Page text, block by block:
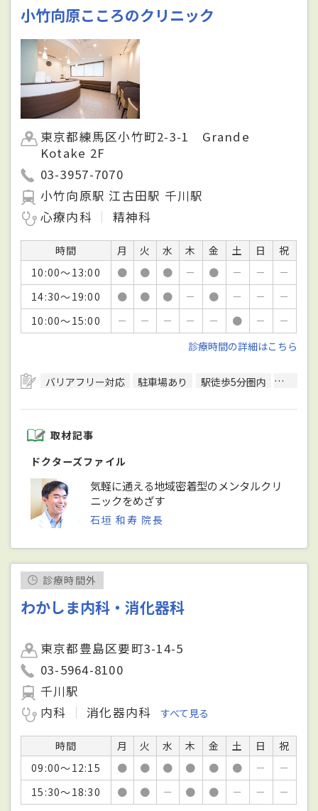
小竹向原こころのクリニック
東京都練馬区小竹町2-3-1 Grande
Kotake 2F
03-3957-7070
小竹向原駅 江古田駅 千川駅
心療内科
精神科
時間 月 火 水 木 金 土 日
祝
10:00～13:00
● ● ● － ● － －
－
14:30～19:00
● ● ● － ● － －
－
10:00～15:00
－ － － － － ● －
－
診療時間の詳細はこちら
バリアフリー対応 駐車場あり 駅徒歩5分圏内 予約可
取材記事
ドクターズファイル
気軽に通える地域密着型のメンタルクリ
ニックをめざす
石垣 和寿 院長
診療時間外
わかしま内科・消化器科
東京都豊島区要町3-14-5
03-5964-8100
千川駅
内科
消化器内科 すべて見る
時間 月 火 水 木 金 土 日
祝
09:00～12:15
● ● ● ● ● ● －
－
15:30～18:30
● ● － ● ● － － －